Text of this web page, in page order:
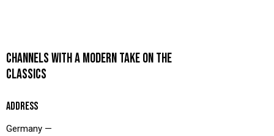
CHANNELS WITH A MODERN TAKE ON THE
CLASSICS
ADDRESS
Germany —